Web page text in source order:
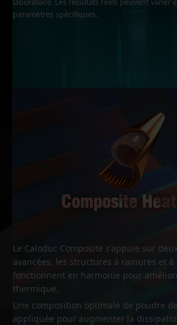
laboratoire. Les résultats réels peuvent varier
paramètres spécifiques.
Le Caloduc Composite s'appuie sur
avancées, les structures à rainures et
fonctionnent en harmonie pour
thermique.
Une composition optimale de poudre
appliquée pour augmenter la